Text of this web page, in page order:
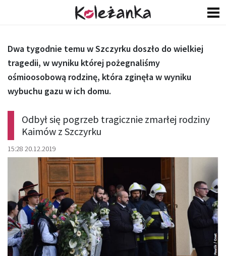
Odbył się pogrzeb tragicznie zmarłej rodziny
Kaimów z Szczyrku
15:28 20.12.2019
Dwa tygodnie temu w Szczyrku doszło do wielkiej
tragedii, w wyniku której pożegnaliśmy
ośmioosobową rodzinę, która zginęła w wyniku
wybuchu gazu w ich domu.